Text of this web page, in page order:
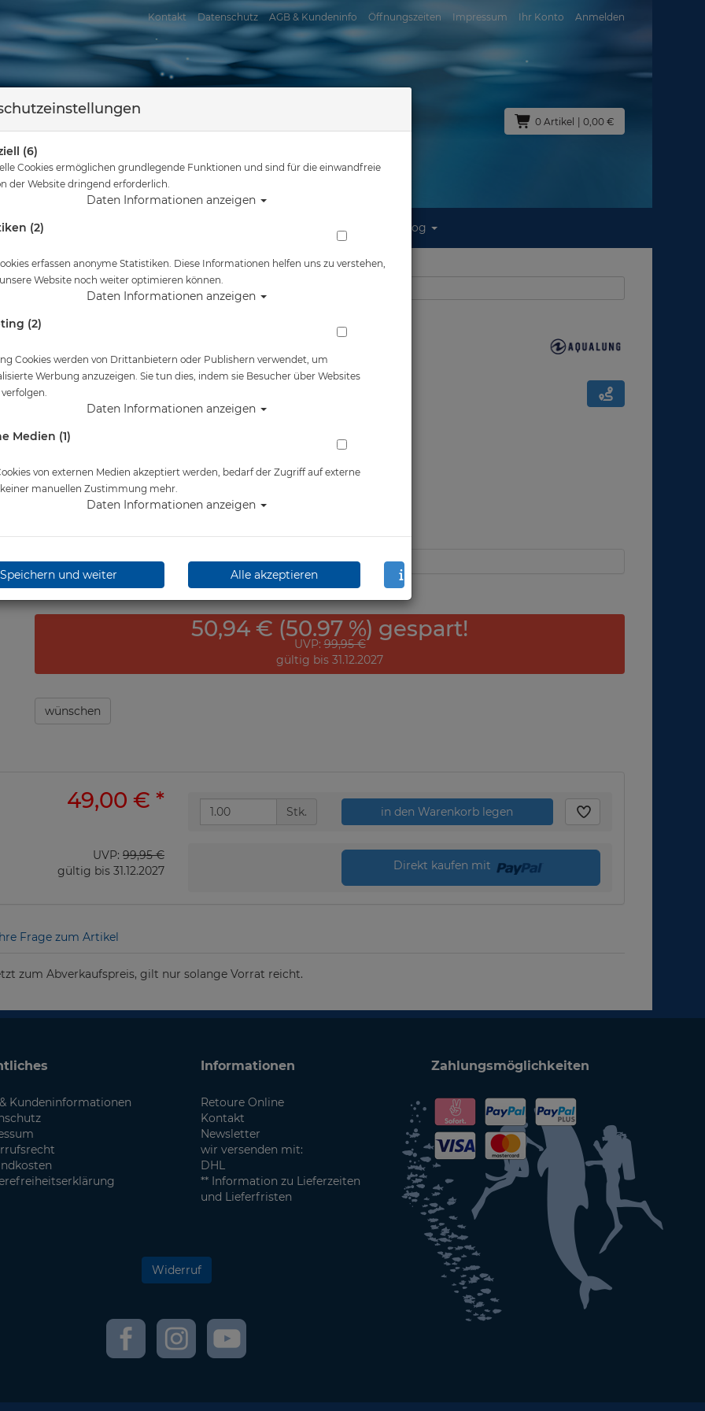
Kontakt Datenschutz AGB & Kundeninfo Öffnungszeiten Impressum Ihr Konto Anmelden
0 Artikel | 0,00 €
Reisen Blog
hier Tauchausrüstung Mahe Active Shorty 3.0 (2018) - Herren - Größe: 46 - #
Mahe Active Shorty 3.0 (2018) - Herren - Größe: 46 - #
Artikelnr.: lung-5411master
Herstellerpreis: 99,95 €
ab 49,00 €*
50,94 € (50.97 %) gespart!
UVP:99,95 €
gültig bis 31.12.2027
wünschen
49,00 € *
UVP: 99,95 €
gültig bis 31.12.2027
Stk. in den Warenkorb legen
Direkt kaufen mit
Frage zum Artikel
zum Abverkaufspreis, gilt nur solange Vorrat reicht.
Kundeninformationen
Informationen
Retoure Online
Kontakt
Newsletter
wir versenden mit:
DHL
** Information zu Lieferzeiten
und Lieferfristen
Zahlungsmöglichkeiten
Widerruf
(6)
Cookies ermöglichen grundlegende Funktionen und sind für die einwandfreie
der Website dringend erforderlich.
Daten Informationen anzeigen
(2)
erfassen anonyme Statistiken. Diese Informationen helfen uns zu verstehen,
Website noch weiter optimieren können.
Daten Informationen anzeigen
(2)
Cookies werden von Drittanbietern oder Publishern verwendet, um
Werbung anzuzeigen. Sie tun dies, indem sie Besucher über Websites
Daten Informationen anzeigen
Medien (1)
von externen Medien akzeptiert werden, bedarf der Zugriff auf externe
manuellen Zustimmung mehr.
Daten Informationen anzeigen
Speichern und weiter Alle akzeptieren